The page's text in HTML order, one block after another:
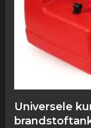
Universele